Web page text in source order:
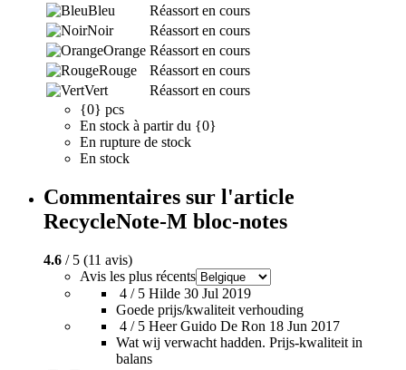
Bleu
Réassort en cours
Noir
Réassort en cours
Orange Réassort en cours
Rouge
Réassort en cours
Vert
Réassort en cours
{0} pcs
En stock à partir du {0}
En rupture de stock
En stock
Commentaires sur l'article
RecycleNote-M bloc-notes
4.6 / 5 (11 avis)
Avis les plus récents
4 / 5 Hilde 30 Jul 2019
Goede prijs/kwaliteit verhouding
4 / 5 Heer Guido De Ron 18 Jun 2017
Wat wij verwacht hadden. Prijs-kwaliteit in
balans